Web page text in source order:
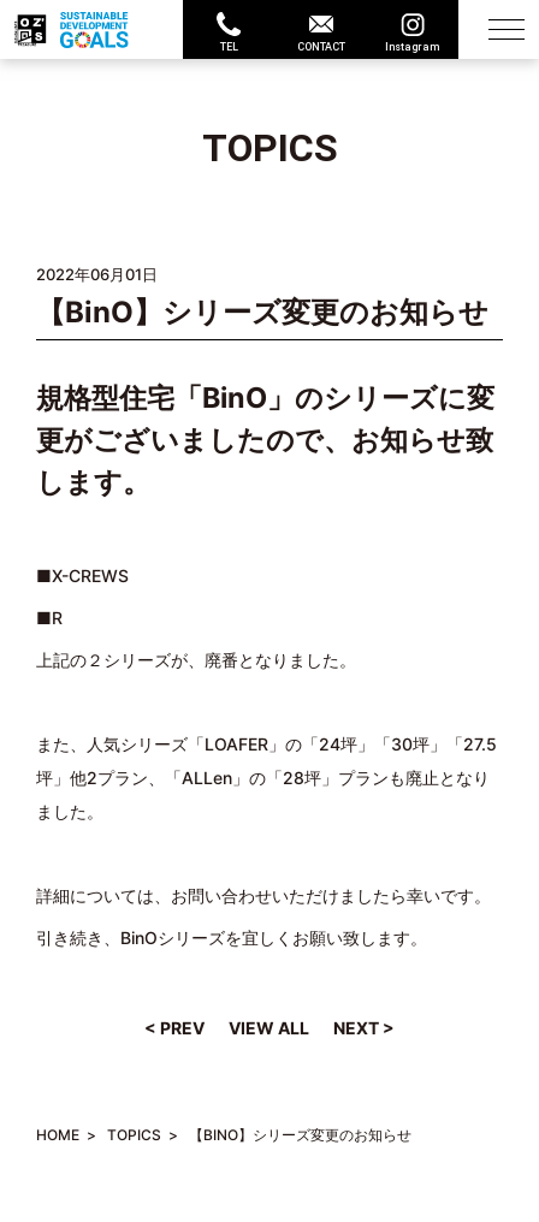
TEL CONTACT Instagram
TOPICS
2022年06月01日
【BinO】シリーズ変更のお知らせ
規格型住宅「BinO」のシリーズに変
更がございましたので、お知らせ致
します。
■X-CREWS
■R
上記の２シリーズが、廃番となりました。
また、人気シリーズ「LOAFER」の「24坪」「30坪」「27.5
坪」他2プラン、「ALLen」の「28坪」プランも廃止となり
ました。
詳細については、お問い合わせいただけましたら幸いです。
引き続き、BinOシリーズを宜しくお願い致します。
< PREV VIEW ALL NEXT >
HOME > TOPICS > 【BINO】シリーズ変更のお知らせ